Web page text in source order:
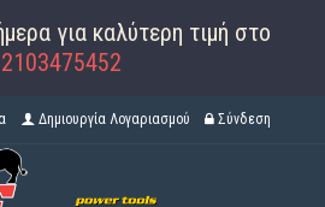
για καλύτερη τιμή στο
2103475452
Δημιουργία Λογαριασμού Σύνδεση